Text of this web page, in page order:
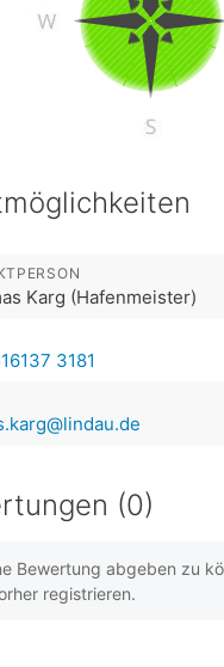
Karg (Hafenmeister)
3181
(0)
Bewertung abgeben zu
registrieren.